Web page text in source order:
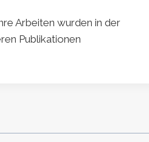
Arbeiten wurden in der
Publikationen